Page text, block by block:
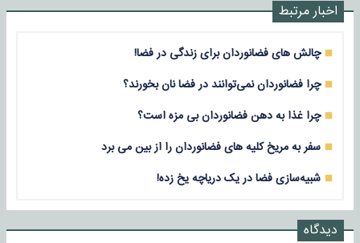
اخبار مرتبط
چالش های فضانوردان برای زندگی در فضا!
چرا فضانوردان نمی‌توانند در فضا نان بخورند؟
چرا غذا به دهن فضانوردان بی مزه است؟
سفر به مریخ کلیه های فضانوردان را از بین می برد
شبیه‌سازی فضا در یک دریاچه یخ زده!
دیدگاه